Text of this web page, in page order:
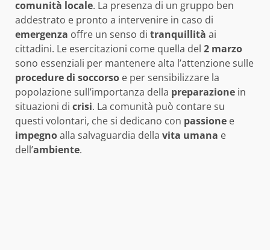
comunità locale. La presenza di un gruppo ben
addestrato e pronto a intervenire in caso di
emergenza offre un senso di tranquillità ai
cittadini. Le esercitazioni come quella del 2 marzo
sono essenziali per mantenere alta l’attenzione sulle
procedure di soccorso e per sensibilizzare la
popolazione sull’importanza della preparazione in
situazioni di crisi. La comunità può contare su
questi volontari, che si dedicano con passione e
impegnoalla salvaguardia della vita umana e
dell’ambiente.